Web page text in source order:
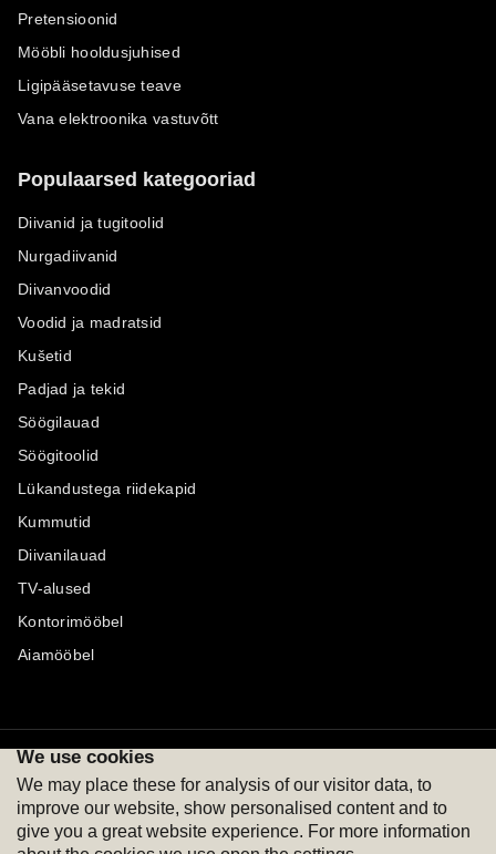
Pretensioonid
Mööbli hooldusjuhised
Ligipääsetavuse teave
Vana elektroonika vastuvõtt
Populaarsed kategooriad
Diivanid ja tugitoolid
Nurgadiivanid
Diivanvoodid
Voodid ja madratsid
Kušetid
Padjad ja tekid
Söögilauad
Söögitoolid
Lükandustega riidekapid
Kummutid
Diivanilauad
TV-alused
Kontorimööbel
Aiamööbel
Maksevõimalused
We use cookies
We may place these for analysis of our visitor data, to
improve our website, show personalised content and to
give you a great website experience. For more information